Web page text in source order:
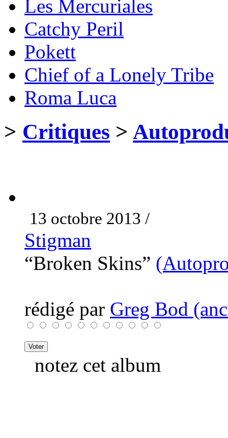
Les Mercuriales
Catchy Peril
Pokett
Chief of a Lonely Tribe
Roma Luca
> Critiques >
13 octobre 2013 /
Stigman
“Broken Skins”
rédigé par Greg Bod
notez cet album